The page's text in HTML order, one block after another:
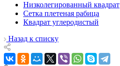
Низколегированный квадрат
Сетка плетеная рабица
Квадрат углеродистый
Назад к списку